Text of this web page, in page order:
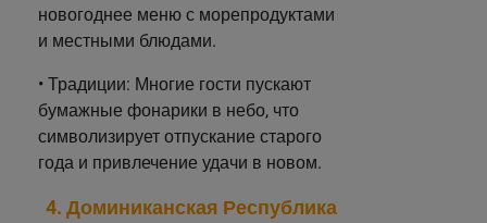
новогоднее меню с морепродуктами
и местными блюдами.
• Традиции: Многие гости пускают
бумажные фонарики в небо, что
символизирует отпускание старого
года и привлечение удачи в новом.
4. Доминиканская Республика